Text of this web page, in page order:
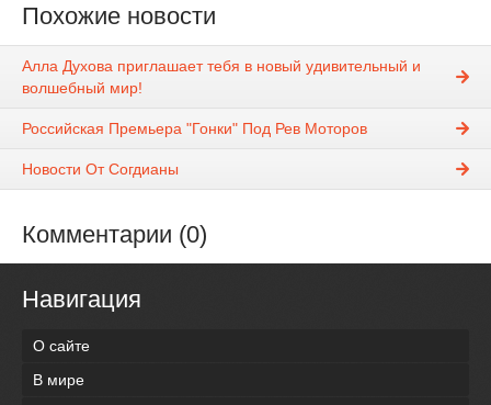
Похожие новости
Алла Духова приглашает тебя в новый удивительный и
волшебный мир!
Российская Премьера "Гонки" Под Рев Моторов
Новости От Согдианы
Комментарии (0)
Навигация
О сайте
В мире